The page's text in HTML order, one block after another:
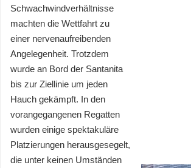
Schwachwindverhältnisse
machten die Wettfahrt zu
einer nervenaufreibenden
Angelegenheit. Trotzdem
wurde an Bord der Santanita
bis zur Ziellinie um jeden
Hauch gekämpft. In den
vorangegangenen Regatten
wurden einige spektakuläre
Platzierungen herausgesegelt,
die unter keinen Umständen